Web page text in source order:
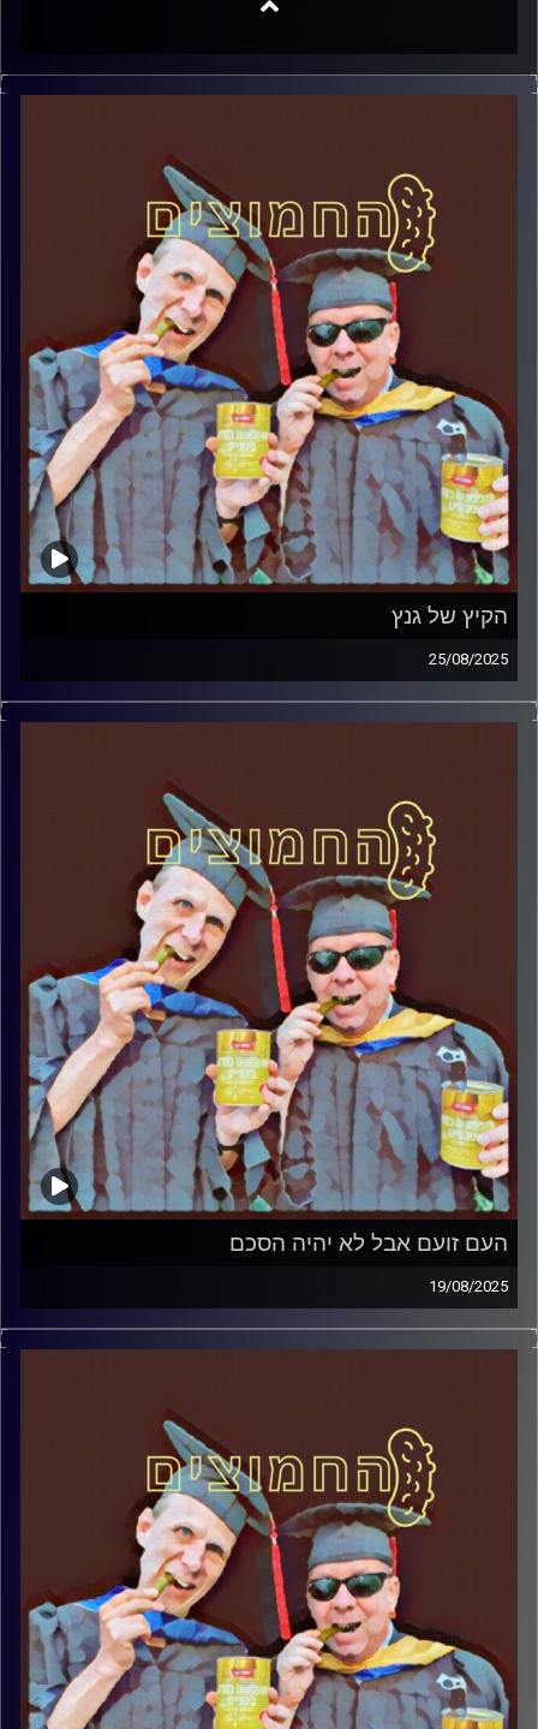
הקיץ של גנץ
25/08/2025
המערכת הפוליטית על ספת הפסיכולוג, עם פרופסור בועז בן-
דוד ופרופסור גלעד הירשברגר
קרדיט תמונות:AudioVersity
העם זועם אבל לא יהיה הסכם
19/08/2025
המערכת הפוליטית על ספת הפסיכולוג, עם פרופסור בועז בן-
דוד ופרופסור גלעד הירשברגר
קרדיט תמונות:AudioVersity